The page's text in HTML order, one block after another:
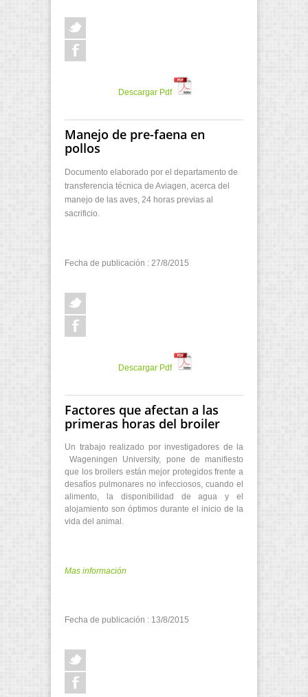
Descargar Pdf
Manejo de pre-faena en
pollos
Documento elaborado por el departamento de
transferencia técnica de Aviagen, acerca del
manejo de las aves, 24 horas previas al
sacrificio.
Fecha de publicación : 27/8/2015
Descargar Pdf
Factores que afectan a las
primeras horas del broiler
Un trabajo realizado por investigadores de la
Wageningen University, pone de manifiesto
que los broilers están mejor protegidos frente a
desafíos pulmonares no infecciosos, cuando el
alimento, la disponibilidad de agua y el
alojamiento son óptimos durante el inicio de la
vida del animal.
Mas información
Fecha de publicación : 13/8/2015